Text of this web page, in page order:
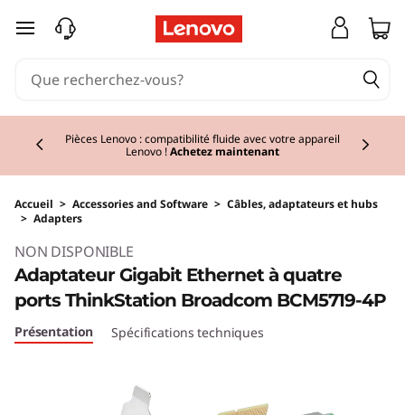
passer au contenu principal
Pièces Lenovo : compatibilité fluide avec votre appareil
Lenovo !Achetez maintenant
Accueil > Accessories and Software > Câbles, adaptateurs et hubs
> Adapters
NON DISPONIBLE
Adaptateur Gigabit Ethernet à quatre
ports ThinkStation Broadcom BCM5719-4P
Présentation Spécifications techniques